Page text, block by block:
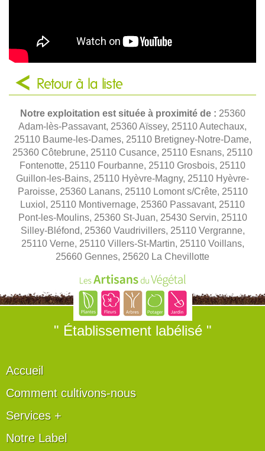
Retour à la liste
Notre exploitation est située à proximité de : 25360
Adam-lès-Passavant, 25360 Aïssey, 25110 Autechaux,
25110 Baume-les-Dames, 25110 Bretigney-Notre-Dame,
25360 Côtebrune, 25110 Cusance, 25110 Esnans, 25110
Fontenotte, 25110 Fourbanne, 25110 Grosbois, 25110
Guillon-les-Bains, 25110 Hyèvre-Magny, 25110 Hyèvre-
Paroisse, 25360 Lanans, 25110 Lomont s/Crête, 25110
Luxiol, 25110 Montivernage, 25360 Passavant, 25110
Pont-les-Moulins, 25360 St-Juan, 25430 Servin, 25110
Silley-Bléfond, 25360 Vaudrivillers, 25110 Vergranne,
25110 Verne, 25110 Villers-St-Martin, 25110 Voillans,
25660 Gennes, 25620 La Chevillotte
" Établissement labélisé "
Accueil
Comment cultivons-nous
Services +
Notre Label